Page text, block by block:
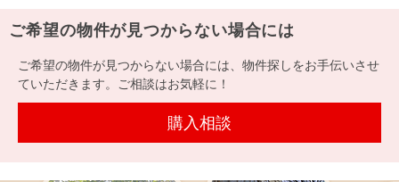
ンを
探す
一戸
建て
す
定
談
売却
経営ビジ
ョン
組織図
役員一
沿革
本社地
図
提携企業にお勤めの方
閉じる
ご希望の物件が見つからない場合には
ご希望の物件が見つからない場合には、物件探しをお手伝いさせ
ていただきます。ご相談はお気軽に！
購入相談